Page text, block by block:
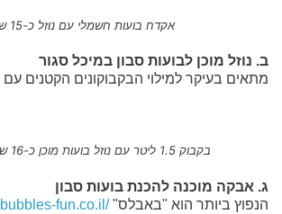
אקדח בועות חשמלי עם נוזל כ-15 ש"ח
ב. נוזל מוכן לבועות סבון במיכל סגור
מתאים בעיקר למילוי הבקבוקונים הקטנים עם
בקבוק 1.5 ליטר עם נוזל בועות מוכן כ-16 ש"ח ליחידה
ג. אבקה מוכנה להכנת בועות סבון
הנפוץ ביותר הוא "באבלס"fun.co.il/